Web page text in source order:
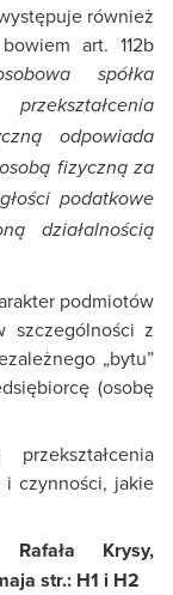
również
art. 112b
spółka
odpowiada
fizyczną za
podatkowe
działalnością
podmiotów
szczególności z
„bytu”
(osobę
i czynności, jakie
Krysy,
str.: H1 i H2